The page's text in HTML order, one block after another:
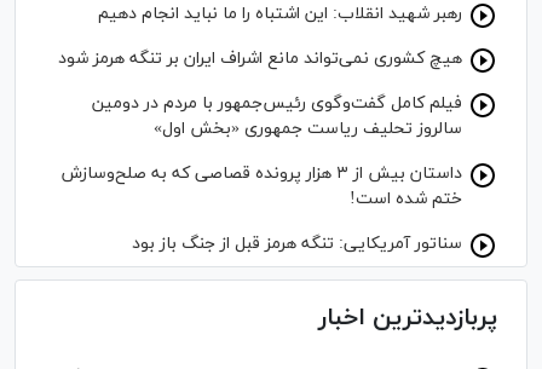
رهبر شهید انقلاب: این اشتباه را ما نباید انجام دهیم
هیچ کشوری نمی‌تواند مانع اشراف ایران بر تنگه هرمز شود
فیلم کامل گفت‌وگوی رئیس‌جمهور با مردم در دومین
سالروز تحلیف ریاست جمهوری «بخش اول»
داستان بیش از ۳ هزار پرونده قصاصی که به صلح‌وسازش
ختم شده است!
سناتور آمریکایی: تنگه هرمز قبل از جنگ باز بود
پربازدیدترین اخبار